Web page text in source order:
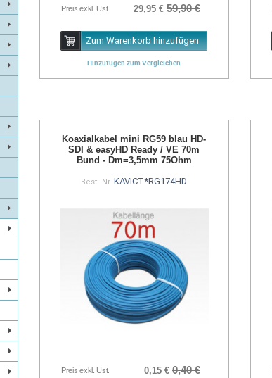
Preis exkl. Ust. 29,95 € 59,90 €
Zum Warenkorb hinzufügen
Hinzufügen zum Vergleichen
Koaxialkabel mini RG59 blau HD-
SDI & easyHD Ready / VE 70m
Bund - Dm=3,5mm 75Ohm
Best.-Nr. KAVICT*RG174HD
Preis exkl. Ust. 0,15 € 0,40 €